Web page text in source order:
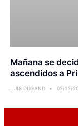
Mañana se
ascendidos a
LUIS DUGAND 02/12/